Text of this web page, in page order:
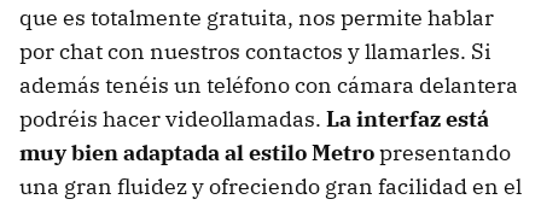
que es totalmente gratuita, nos permite hablar
por chat con nuestros contactos y llamarles. Si
además tenéis un teléfono con cámara delantera
podréis hacer videollamadas. La interfaz está
muy bien adaptada al estilo Metropresentando
una gran fluidez y ofreciendo gran facilidad en el